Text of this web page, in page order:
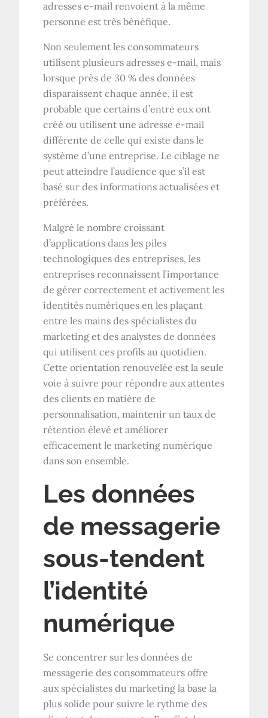
adresses e-mail renvoient à la même
personne est très bénéfique.
Non seulement les consommateurs
utilisent plusieurs adresses e-mail, mais
lorsque près de 30 % des données
disparaissent chaque année, il est
probable que certains d’entre eux ont
créé ou utilisent une adresse e-mail
différente de celle qui existe dans le
système d’une entreprise. Le ciblage ne
peut atteindre l’audience que s’il est
basé sur des informations actualisées et
préférées.
Malgré le nombre croissant
d’applications dans les piles
technologiques des entreprises, les
entreprises reconnaissent l’importance
de gérer correctement et activement les
identités numériques en les plaçant
entre les mains des spécialistes du
marketing et des analystes de données
qui utilisent ces profils au quotidien.
Cette orientation renouvelée est la seule
voie à suivre pour répondre aux attentes
des clients en matière de
personnalisation, maintenir un taux de
rétention élevé et améliorer
efficacement le marketing numérique
dans son ensemble.
Les données
de messagerie
sous-tendent
l’identité
numérique
Se concentrer sur les données de
messagerie des consommateurs offre
aux spécialistes du marketing la base la
plus solide pour suivre le rythme des